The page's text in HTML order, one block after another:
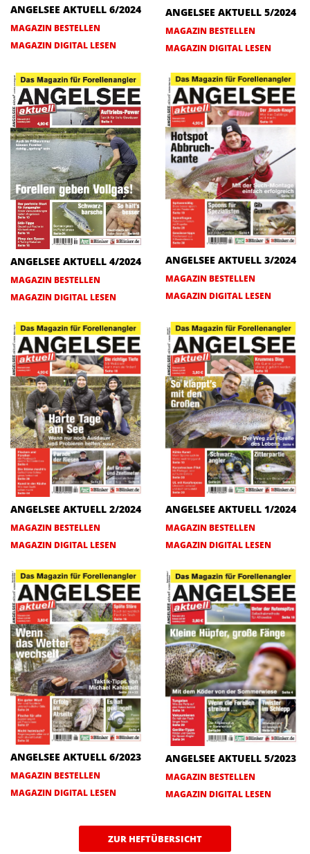
ANGELSEE AKTUELL 6/2024
MAGAZIN BESTELLEN
MAGAZIN DIGITAL LESEN
ANGELSEE AKTUELL 5/2024
MAGAZIN BESTELLEN
MAGAZIN DIGITAL LESEN
ANGELSEE AKTUELL 4/2024
MAGAZIN BESTELLEN
MAGAZIN DIGITAL LESEN
ANGELSEE AKTUELL 3/2024
MAGAZIN BESTELLEN
MAGAZIN DIGITAL LESEN
ANGELSEE AKTUELL 2/2024
MAGAZIN BESTELLEN
MAGAZIN DIGITAL LESEN
ANGELSEE AKTUELL 1/2024
MAGAZIN BESTELLEN
MAGAZIN DIGITAL LESEN
ANGELSEE AKTUELL 6/2023
MAGAZIN BESTELLEN
MAGAZIN DIGITAL LESEN
ANGELSEE AKTUELL 5/2023
MAGAZIN BESTELLEN
MAGAZIN DIGITAL LESEN
ZUR HEFTÜBERSICHT